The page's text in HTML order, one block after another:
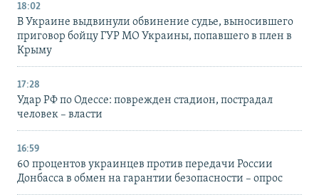
18:02
В Украине выдвинули обвинение судье, выносившего
приговор бойцу ГУР МО Украины, попавшего в плен в
Крыму
17:28
Удар РФ по Одессе: поврежден стадион, пострадал
человек – власти
16:59
60 процентов украинцев против передачи России
Донбасса в обмен на гарантии безопасности – опрос